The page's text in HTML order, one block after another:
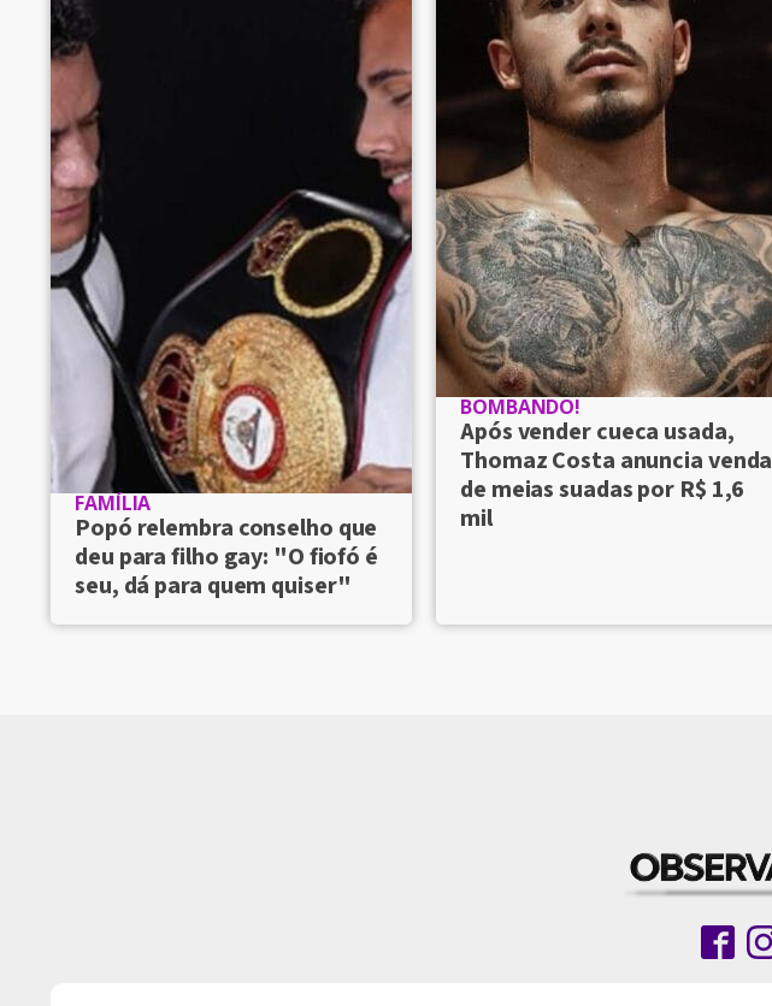
FAMÍLIA
Popó relembra conselho que
deu para filho gay: "O fiofó é
seu, dá para quem quiser"
BOMBANDO!
Após vender cueca usada,
Thomaz Costa anuncia venda
de meias suadas por R$ 1,6
mil